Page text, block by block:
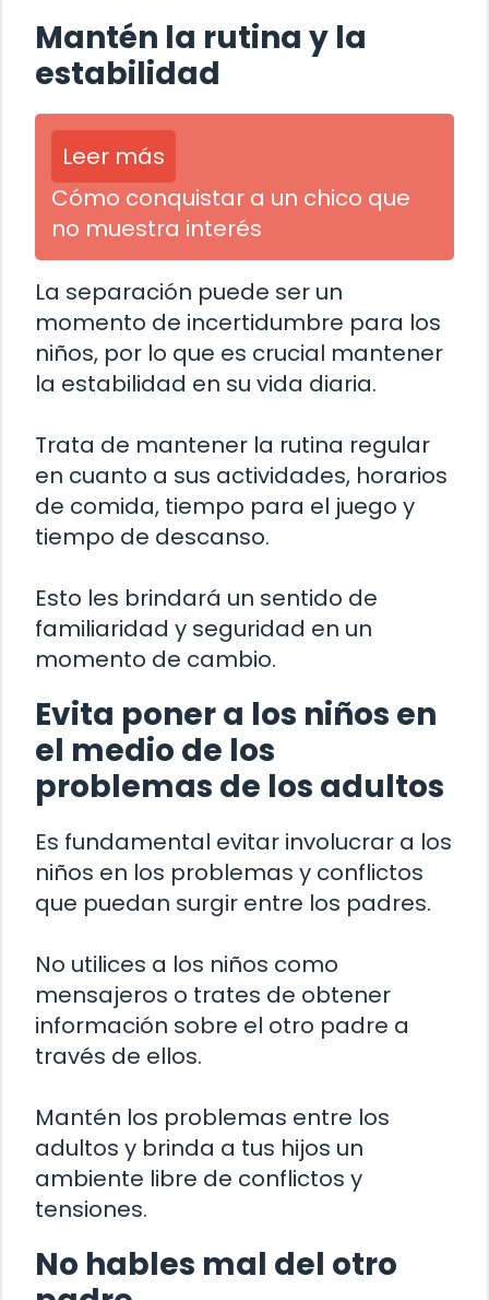
Mantén la rutina y la
estabilidad
Leer más
Cómo conquistar a un chico que
no muestra interés
La separación puede ser un
momento de incertidumbre para los
niños, por lo que es crucial mantener
la estabilidad en su vida diaria.
Trata de mantener la rutina regular
en cuanto a sus actividades, horarios
de comida, tiempo para el juego y
tiempo de descanso.
Esto les brindará un sentido de
familiaridad y seguridad en un
momento de cambio.
Evita poner a los niños en
el medio de los
problemas de los adultos
Es fundamental evitar involucrar a los
niños en los problemas y conflictos
que puedan surgir entre los padres.
No utilices a los niños como
mensajeros o trates de obtener
información sobre el otro padre a
través de ellos.
Mantén los problemas entre los
adultos y brinda a tus hijos un
ambiente libre de conflictos y
tensiones.
No hables mal del otro